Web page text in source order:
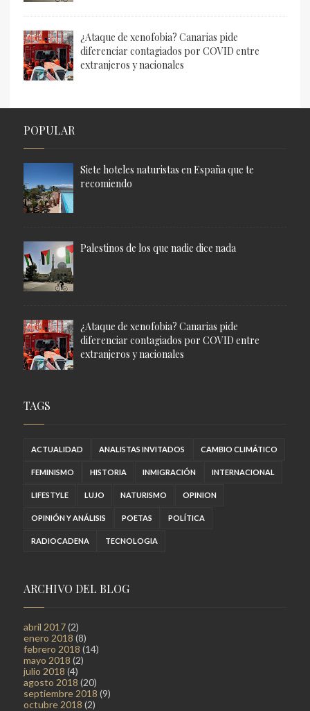
¿Ataque de xenofobia? Canarias pide
diferenciar contagiados por COVID entre
extranjeros y nacionales
POPULAR
Siete hoteles naturistas en España que te
recomiendo
Palestinos de los que nadie dice nada
¿Ataque de xenofobia? Canarias pide
diferenciar contagiados por COVID entre
extranjeros y nacionales
TAGS
ACTUALIDAD ANALISTAS INVITADOS CAMBIO CLIMÁTICO
FEMINISMO HISTORIA INMIGRACIÓN INTERNACIONAL
LIFESTYLE LUJO NATURISMO OPINION
OPINIÓN Y ANÁLISIS POETAS POLÍTICA
RADIOCADENA TECNOLOGIA
ARCHIVO DEL BLOG
abril 2017(2)
enero 2018 (8)
febrero 2018 (14)
mayo 2018 (2)
julio 2018 (4)
agosto 2018 (20)
septiembre 2018 (9)
octubre 2018 (2)